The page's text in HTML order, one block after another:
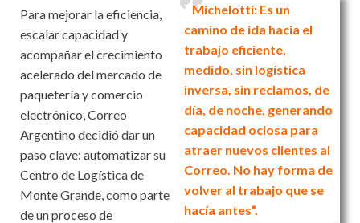
Michelotti: Es un
camino de ida hacia el
trabajo eficiente,
medido, sin logística
inversa, sin reclamos, de
día, de noche, generando
capacidad ociosa para
atraer nuevos clientes al
Correo. No hay forma de
volver al trabajo que se
hacía antes”.
Para mejorar la eficiencia,
escalar capacidad y
acompañar el crecimiento
acelerado del mercado de
paquetería y comercio
electrónico, Correo
Argentino decidió dar un
paso clave: automatizar su
Centro de Logística de
Monte Grande, como parte
de un proceso de